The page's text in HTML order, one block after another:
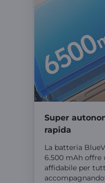
Super
rapida
La batteria
6.500 mAh offre
affidabile per